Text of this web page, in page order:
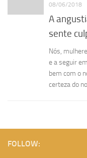
08/06/2018
A
sente
Nós,
e a seguir
bem com o
certeza do
FOLLOW: